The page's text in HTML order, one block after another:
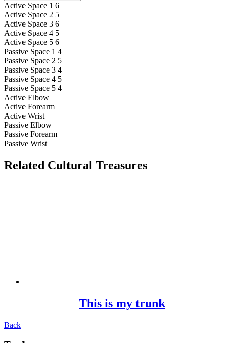
Active Space 1 6
Active Space 2 5
Active Space 3 6
Active Space 4 5
Active Space 5 6
Passive Space 1 4
Passive Space 2 5
Passive Space 3 4
Passive Space 4 5
Passive Space 5 4
Active Elbow
Active Forearm
Active Wrist
Passive Elbow
Passive Forearm
Passive Wrist
Related Cultural Treasures
This is my trunk
Back